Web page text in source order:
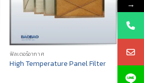
ฟิลเตอร์อากาศ
High Temperature Panel Filter
→